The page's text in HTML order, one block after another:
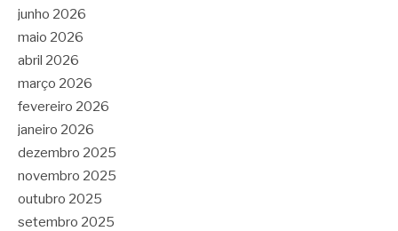
junho 2026
maio 2026
abril 2026
março 2026
fevereiro 2026
janeiro 2026
dezembro 2025
novembro 2025
outubro 2025
setembro 2025